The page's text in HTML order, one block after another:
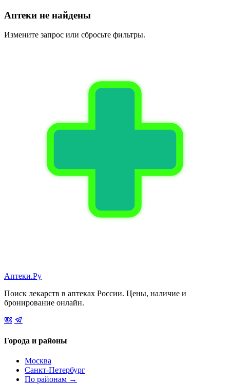
Аптеки не найдены
Измените запрос или сбросьте фильтры.
Аптеки.Ру
Поиск лекарств в аптеках России. Цены, наличие и
бронирование онлайн.
Города и районы
Москва
Санкт-Петербург
По районам →